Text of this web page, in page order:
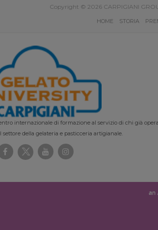
Copyright © 2026 CARPIGIANI
HOME STORIA
internazionale di formazione al servizio di chi già
settore della gelateria e pasticceria artigianale.